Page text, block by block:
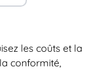
les coûts et la
conformité,